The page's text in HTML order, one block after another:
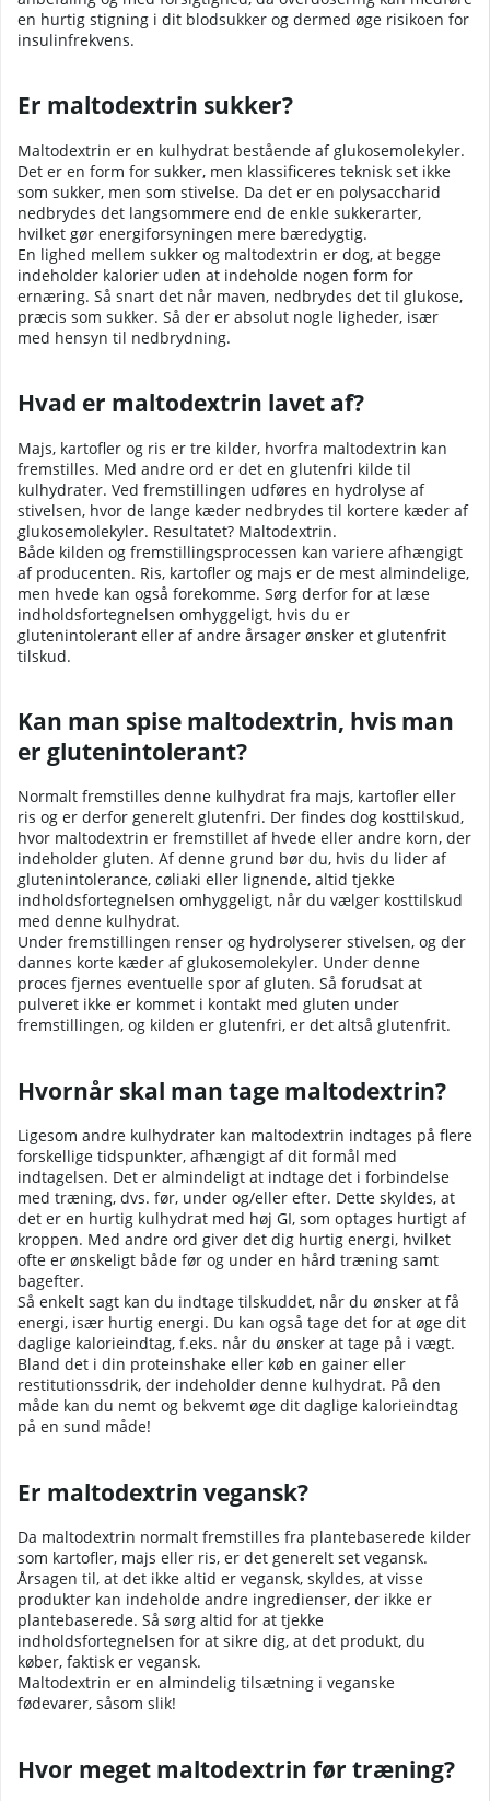
en hurtig stigning i dit blodsukker og dermed øge risikoen for
insulinfrekvens.
Er maltodextrin sukker?
Maltodextrin er en kulhydrat bestående af glukosemolekyler.
Det er en form for sukker, men klassificeres teknisk set ikke
som sukker, men som stivelse. Da det er en polysaccharid
nedbrydes det langsommere end de enkle sukkerarter,
hvilket gør energiforsyningen mere bæredygtig.
En lighed mellem sukker og maltodextrin er dog, at begge
indeholder kalorier uden at indeholde nogen form for
ernæring. Så snart det når maven, nedbrydes det til glukose,
præcis som sukker. Så der er absolut nogle ligheder, især
med hensyn til nedbrydning.
Hvad er maltodextrin lavet af?
Majs, kartofler og ris er tre kilder, hvorfra maltodextrin kan
fremstilles. Med andre ord er det en glutenfri kilde til
kulhydrater. Ved fremstillingen udføres en hydrolyse af
stivelsen, hvor de lange kæder nedbrydes til kortere kæder af
glukosemolekyler. Resultatet? Maltodextrin.
Både kilden og fremstillingsprocessen kan variere afhængigt
af producenten. Ris, kartofler og majs er de mest almindelige,
men hvede kan også forekomme. Sørg derfor for at læse
indholdsfortegnelsen omhyggeligt, hvis du er
glutenintolerant eller af andre årsager ønsker et glutenfrit
tilskud.
Kan man spise maltodextrin, hvis man
er glutenintolerant?
Normalt fremstilles denne kulhydrat fra majs, kartofler eller
ris og er derfor generelt glutenfri. Der findes dog kosttilskud,
hvor maltodextrin er fremstillet af hvede eller andre korn, der
indeholder gluten. Af denne grund bør du, hvis du lider af
glutenintolerance, cøliaki eller lignende, altid tjekke
indholdsfortegnelsen omhyggeligt, når du vælger kosttilskud
med denne kulhydrat.
Under fremstillingen renser og hydrolyserer stivelsen, og der
dannes korte kæder af glukosemolekyler. Under denne
proces fjernes eventuelle spor af gluten. Så forudsat at
pulveret ikke er kommet i kontakt med gluten under
fremstillingen, og kilden er glutenfri, er det altså glutenfrit.
Hvornår skal man tage maltodextrin?
Ligesom andre kulhydrater kan maltodextrin indtages på flere
forskellige tidspunkter, afhængigt af dit formål med
indtagelsen. Det er almindeligt at indtage det i forbindelse
med træning, dvs. før, under og/eller efter. Dette skyldes, at
det er en hurtig kulhydrat med høj GI, som optages hurtigt af
kroppen. Med andre ord giver det dig hurtig energi, hvilket
ofte er ønskeligt både før og under en hård træning samt
bagefter.
Så enkelt sagt kan du indtage tilskuddet, når du ønsker at få
energi, især hurtig energi. Du kan også tage det for at øge dit
daglige kalorieindtag, f.eks. når du ønsker at tage på i vægt.
Bland det i din proteinshake eller køb en gainer eller
restitutionssdrik, der indeholder denne kulhydrat. På den
måde kan du nemt og bekvemt øge dit daglige kalorieindtag
på en sund måde!
Er maltodextrin vegansk?
Da maltodextrin normalt fremstilles fra plantebaserede kilder
som kartofler, majs eller ris, er det generelt set vegansk.
Årsagen til, at det ikke altid er vegansk, skyldes, at visse
produkter kan indeholde andre ingredienser, der ikke er
plantebaserede. Så sørg altid for at tjekke
indholdsfortegnelsen for at sikre dig, at det produkt, du
køber, faktisk er vegansk.
Maltodextrin er en almindelig tilsætning i veganske
fødevarer, såsom slik!
Hvor meget maltodextrin før træning?